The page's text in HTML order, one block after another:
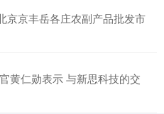
京京丰岳各庄农副产品批发市
黄仁勋表示 与新思科技的交